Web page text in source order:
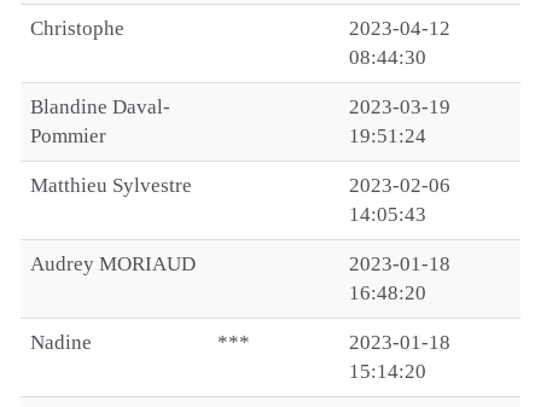
Christophe
2023-04-12
08:44:30
Blandine Daval-
Pommier
2023-03-19
19:51:24
Matthieu Sylvestre
2023-02-06
14:05:43
Audrey MORIAUD
2023-01-18
16:48:20
Nadine ***
2023-01-18
15:14:20